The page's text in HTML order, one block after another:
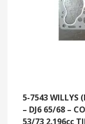
5-7543 WILLYS
– DJ6 65/68 –
53/73 2.196cc